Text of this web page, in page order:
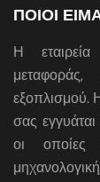
ΠΟΙΟΙ
Η
εξοπλισμού.
σας
οι οποίες